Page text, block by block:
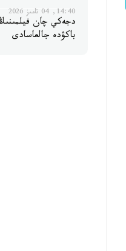
14:40, 04 تامىز 2026
دجەكي چان
باكۋدە جالعاسادى